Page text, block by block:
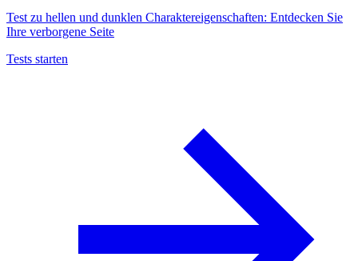
Test zu hellen und dunklen Charaktereigenschaften: Entdecken Sie
Ihre verborgene Seite
Tests starten